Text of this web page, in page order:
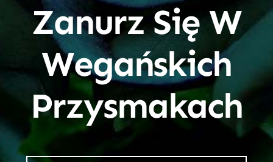
Zanurz Się W
Wegańskich
Przysmakach